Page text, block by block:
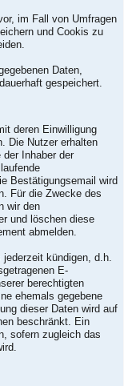
im Fall von Umfragen
und Cookis zu
Daten,
gespeichert.
deren Einwilligung
Die Nutzer erhalten
Inhaber der
Bestätigungsemail wird
Für die Zwecke des
wir den
und löschen diese
abmelden.
kündigen, d.h.
berechtigten
ehemals gegebene
dieser Daten wird auf
beschränkt. Ein
sofern zugleich das